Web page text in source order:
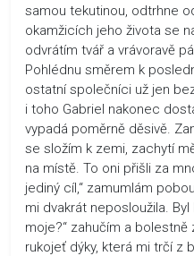
samou tekutinou, odtrhne
okamžicích jeho života se
odvrátím tvář a vrávoravě
Pohlédnu směrem k
ostatní společníci už jen
i toho Gabriel nakonec
vypadá poměrně děsivě.
se složím k zemi, zachytí
na místě. To oni přišli za
jediný cíl,“ zamumlám
mi dvakrát neposloužila.
moje?“ zahučím a bolestně
rukojeť dýky, která mi trčí z